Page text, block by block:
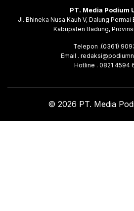
PT. Media Podium
Jl. Bhineka Nusa Kauh V, Dalung Permai
Kabupaten Badung,
Telepon .(0361)
Email .
Hotline . 0821 4594
© 2026 PT. Media